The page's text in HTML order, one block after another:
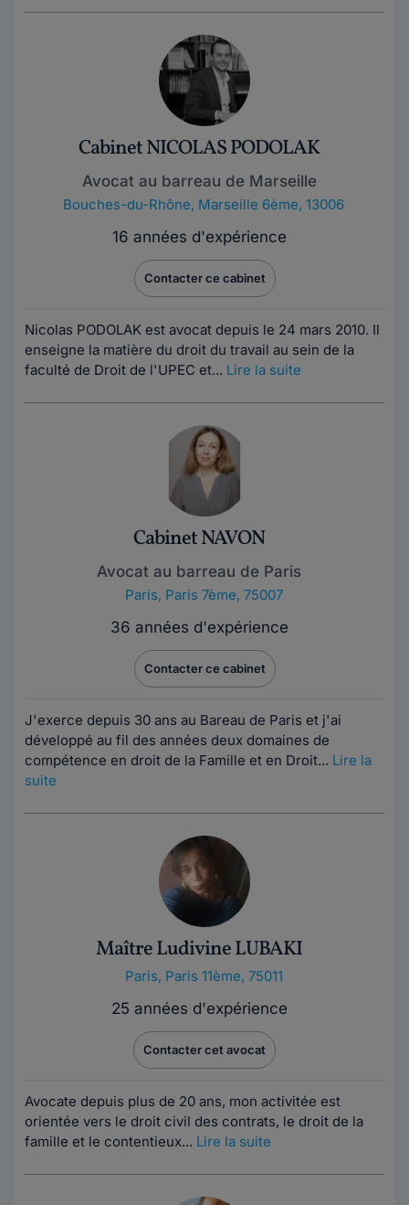
Cabinet NICOLAS PODOLAK
Avocat au barreau de Marseille
Bouches-du-Rhône, Marseille 6ème, 13006
16 années d'expérience
Contacter ce cabinet
Nicolas PODOLAK est avocat depuis le 24 mars 2010. Il
enseigne la matière du droit du travail au sein de la
faculté de Droit de l'UPEC et... Lire la suite
Cabinet NAVON
Avocat au barreau de Paris
Paris, Paris 7ème, 75007
36 années d'expérience
Contacter ce cabinet
J'exerce depuis 30 ans au Bareau de Paris et j'ai
développé au fil des années deux domaines de
compétence en droit de la Famille et en Droit... Lire la
suite
Maître Ludivine LUBAKI
Paris, Paris 11ème, 75011
25 années d'expérience
Contacter cet avocat
Avocate depuis plus de 20 ans, mon activitée est
orientée vers le droit civil des contrats, le droit de la
famille et le contentieux... Lire la suite